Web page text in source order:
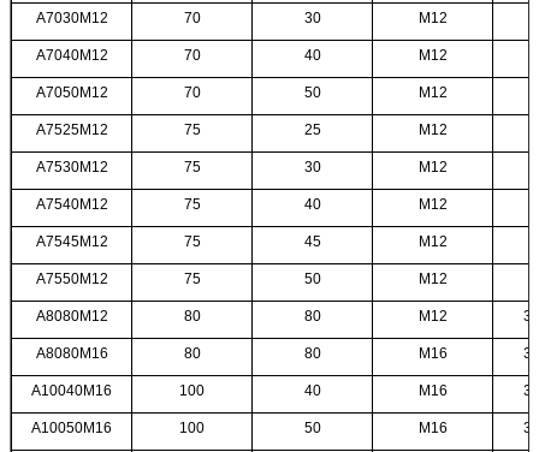
A7030M12 70 30 M12
A7040M12 70 40 M12
A7050M12 70 50 M12
A7525M12 75 25 M12
A7530M12 75 30 M12
A7540M12 75 40 M12
A7545M12 75 45 M12
A7550M12 75 50 M12
A8080M12 80 80 M12
A8080M16 80 80 M16
A10040M16 100 40 M16
A10050M16 100 50 M16